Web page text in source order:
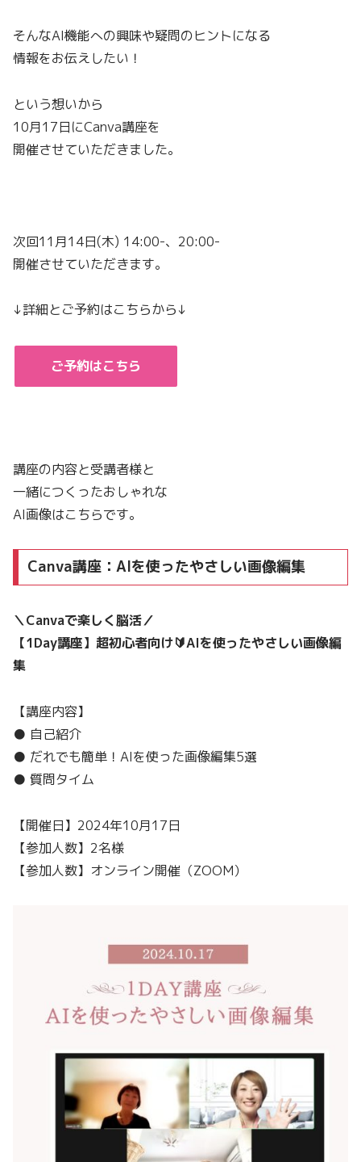
そんなAI機能への興味や疑問のヒントになる
情報をお伝えしたい！
という想いから
10月17日にCanva講座を
開催させていただきました。
次回11月14日(木) 14:00-、20:00-
開催させていただきます。
↓詳細とご予約はこちらから↓
ご予約はこちら
講座の内容と受講者様と
一緒につくったおしゃれな
AI画像はこちらです。
Canva講座：AIを使ったやさしい画像編集
＼Canvaで楽しく脳活／
【1Day講座】超初心者向け🔰AIを使ったやさしい画像編
集
【講座内容】
● 自己紹介
● だれでも簡単！AIを使った画像編集5選
● 質問タイム
【開催日】2024年10月17日
【参加人数】2名様
【参加人数】オンライン開催（ZOOM）